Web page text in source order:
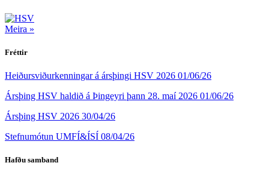
Meira »
Fréttir
Heiðursviðurkenningar á ársþingi HSV 2026 01/06/26
Ársþing HSV haldið á Þingeyri þann 28. maí 2026 01/06/26
Ársþing HSV 2026 30/04/26
Stefnumótun UMFÍ&ÍSÍ 08/04/26
Hafðu samband